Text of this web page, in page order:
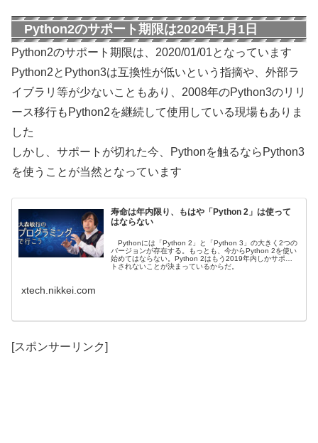
Python2のサポート期限は2020年1月1日
Python2のサポート期限は、2020/01/01となっています
Python2とPython3は互換性が低いという指摘や、外部ラ
イブラリ等が少ないこともあり、2008年のPython3のリリ
ース移行もPython2を継続して使用している現場もありま
した
しかし、サポートが切れた今、Pythonを触るならPython3
を使うことが当然となっています
寿命は年内限り、もはや「Python 2」は使って
はならない
Pythonには「Python 2」と「Python 3」の大きく2つの
バージョンが存在する。もっとも、今からPython 2を使い
始めてはならない。Python 2はもう2019年内しかサポー
トされないことが決まっているからだ。
xtech.nikkei.com
[スポンサーリンク]